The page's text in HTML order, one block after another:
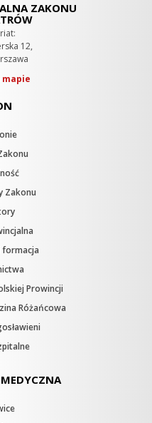
ZAKONU
12,
mapie
Zakonu
formacja
Prowincji
Różańcowa